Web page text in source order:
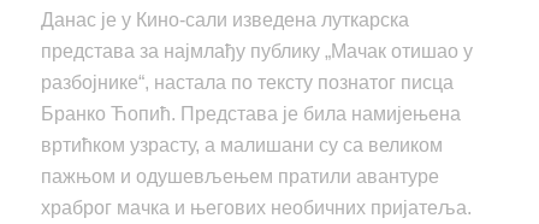
Данас је у Кино-сали изведена луткарска
представа за најмлађу публику „Мачак отишао у
разбојнике“, настала по тексту познатог писца
Бранко Ћопић. Представа је била намијењена
вртићком узрасту, а малишани су са великом
пажњом и одушевљењем пратили авантуре
храброг мачка и његових необичних пријатеља.